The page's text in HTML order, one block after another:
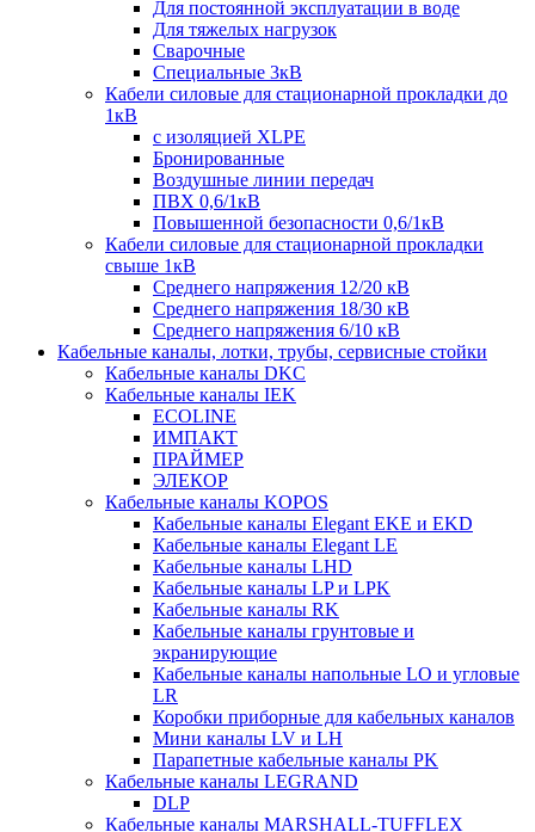
Для постоянной эксплуатации в воде
Для тяжелых нагрузок
Сварочные
Специальные 3кВ
Кабели силовые для стационарной прокладки до
1кВ
c изоляцией XLPE
Бронированные
Воздушные линии передач
ПВХ 0,6/1кВ
Повышенной безопасности 0,6/1кВ
Кабели силовые для стационарной прокладки
свыше 1кВ
Среднего напряжения 12/20 кВ
Среднего напряжения 18/30 кВ
Среднего напряжения 6/10 кВ
Кабельные каналы, лотки, трубы, сервисные стойки
Кабельные каналы DKC
Кабельные каналы IEK
ECOLINE
ИМПАКТ
ПРАЙМЕР
ЭЛЕКОР
Кабельные каналы KOPOS
Кабельные каналы Elegant EKE и EKD
Кабельные каналы Elegant LE
Кабельные каналы LHD
Кабельные каналы LP и LPK
Кабельные каналы RK
Кабельные каналы грунтовые и
экранирующие
Кабельные каналы напольные LO и угловые
LR
Коробки приборные для кабельных каналов
Мини каналы LV и LH
Парапетные кабельные каналы PK
Кабельные каналы LEGRAND
DLP
Кабельные каналы MARSHALL-TUFFLEX